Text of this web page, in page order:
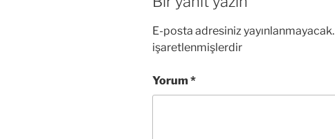
E-posta adresiniz yayınlanmayacak.
işaretlenmişlerdir
Yorum *